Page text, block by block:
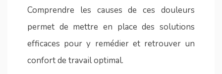
Comprendre les causes de ces douleurs
permet de mettre en place des solutions
efficaces pour y remédier et retrouver un
confort de travail optimal.